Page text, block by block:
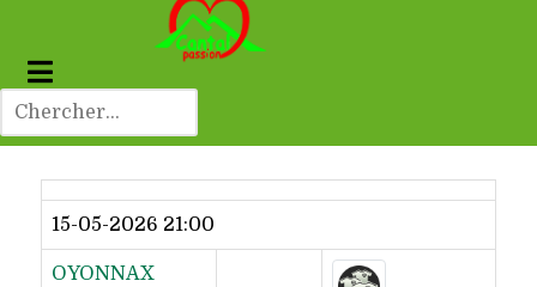
Dernier résultat
15-05-2026 21:00
OYONNAX